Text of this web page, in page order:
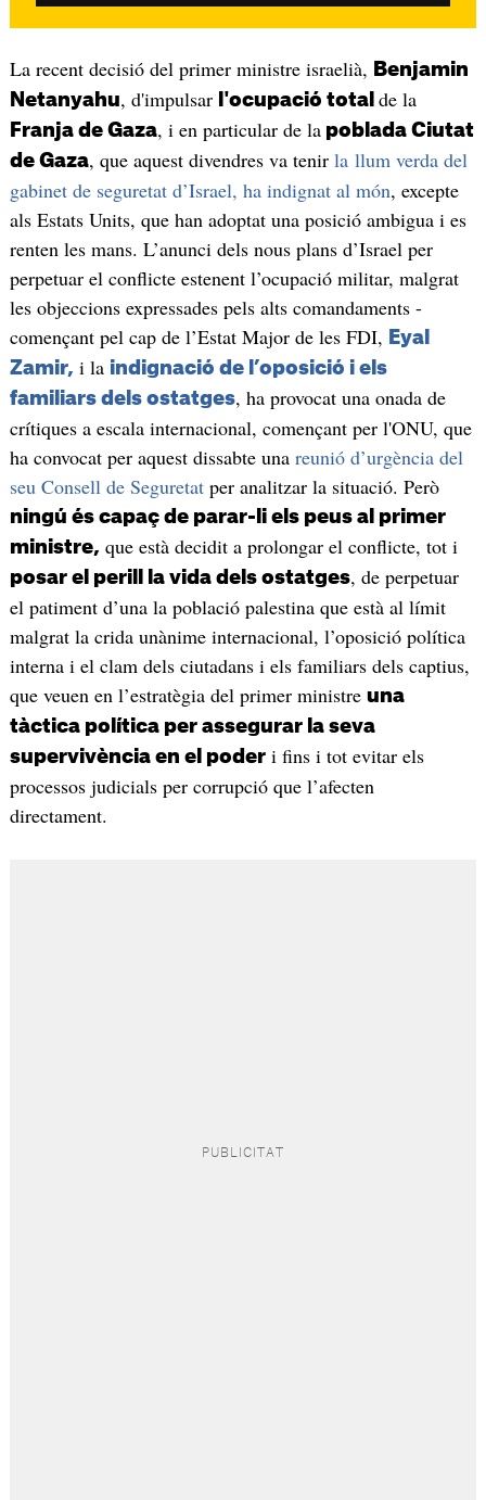
La recent decisió del primer ministre israelià, Benjamin
Netanyahu, d'impulsar l'ocupació total de la
Franja de Gaza, i en particular de lapoblada Ciutat
de Gaza, que aquest divendres va tenir la llum verda del
gabinet de seguretat d’Israel, ha indignat al món, excepte
als Estats Units, que han adoptat una posició ambigua i es
renten les mans. L’anunci dels nous plans d’Israel per
perpetuar el conflicte estenent l’ocupació militar, malgrat
les objeccions expressades pels alts comandaments -
començant pel cap de l’Estat Major de les FDI, Eyal
Zamir, i la indignació de l’oposició i els
familiars dels ostatges, ha provocat una onada de
crítiques a escala internacional, començant per l'ONU, que
ha convocat per aquest dissabte una reunió d’urgència del
seu Consell de Seguretatper analitzar la situació. Però
ningú és capaç de parar-li els peus al primer
ministre, que està decidit a prolongar el conflicte, tot i
posar el perill la vida dels ostatges, de perpetuar
el patiment d’una la població palestina que està al límit
malgrat la crida unànime internacional, l’oposició política
interna i el clam dels ciutadans i els familiars dels captius,
que veuen en l’estratègia del primer ministre una
tàctica política per assegurar la seva
supervivència en el poderi fins i tot evitar els
processos judicials per corrupció que l’afecten
directament.